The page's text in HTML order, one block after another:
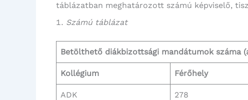
táblázatban meghatározott számú képviselő,
Számú táblázat
Betölthető diákbizottsági mandátumok száma
Kollégium Férőhely
ADK 278